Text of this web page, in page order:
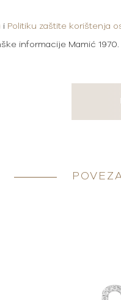
i Politiku zaštite korištenja
informacije Mamić 1970.